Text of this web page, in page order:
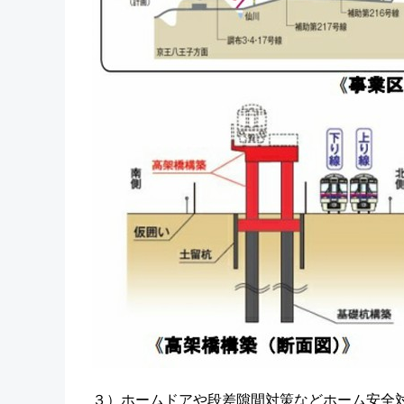
３）ホームドアや段差隙間対策などホーム安全